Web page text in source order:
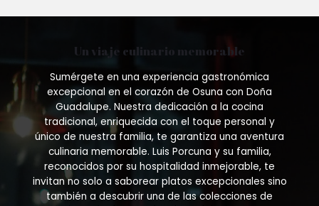
options
chosen
on
the
product
page
Un viaje culinario memorable
Sumérgete en una experiencia gastronómica
excepcional en el corazón de Osuna con Doña
Guadalupe. Nuestra dedicación a la cocina
tradicional, enriquecida con el toque personal y
único de nuestra familia, te garantiza una aventura
culinaria memorable. Luis Porcuna y su familia,
reconocidos por su hospitalidad inmejorable, te
invitan no solo a saborear platos excepcionales sino
también a descubrir una de las colecciones de